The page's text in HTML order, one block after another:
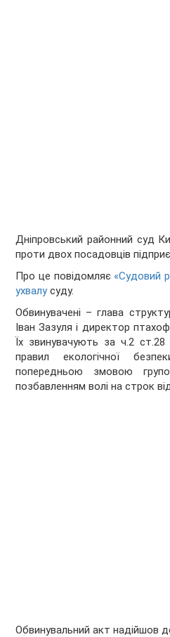
Дніпровський районний суд
проти двох посадовців
Про це повідомляє «Судовий
ухвалусуду.
Обвинувачені – глава
Іван Зазуля і директор
Їх звинувачують за ч.2
правил екологічної
попередньою змовою
позбавленням волі на строк
Обвинувальний акт надійшов